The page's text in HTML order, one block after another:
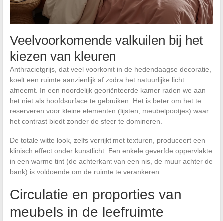
Veelvoorkomende valkuilen bij het
kiezen van kleuren
Anthracietgrijs, dat veel voorkomt in de hedendaagse decoratie,
koelt een ruimte aanzienlijk af zodra het natuurlijke licht
afneemt. In een noordelijk georiënteerde kamer raden we aan
het niet als hoofdsurface te gebruiken. Het is beter om het te
reserveren voor kleine elementen (lijsten, meubelpootjes) waar
het contrast biedt zonder de sfeer te domineren.
De totale witte look, zelfs verrijkt met texturen, produceert een
klinisch effect onder kunstlicht. Een enkele geverfde oppervlakte
in een warme tint (de achterkant van een nis, de muur achter de
bank) is voldoende om de ruimte te verankeren.
Circulatie en proporties van
meubels in de leefruimte